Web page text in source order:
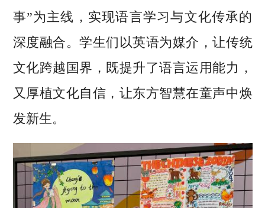
事”为主线，实现语言学习与文化传承的
深度融合。学生们以英语为媒介，让传统
文化跨越国界，既提升了语言运用能力，
又厚植文化自信，让东方智慧在童声中焕
发新生。